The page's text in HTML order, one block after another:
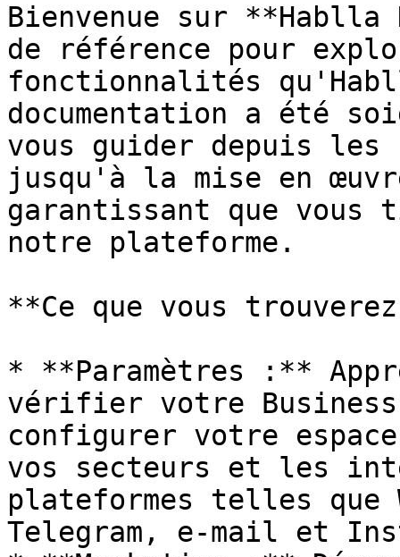
Bienvenue sur
de référence pour
fonctionnalités
documentation a été
vous guider depuis
jusqu'à la mise en
garantissant que
notre plateforme.
**Ce que vous
* **Paramètres :**
vérifier votre Business
configurer votre
vos secteurs et les
plateformes telles que
Telegram, e-mail et